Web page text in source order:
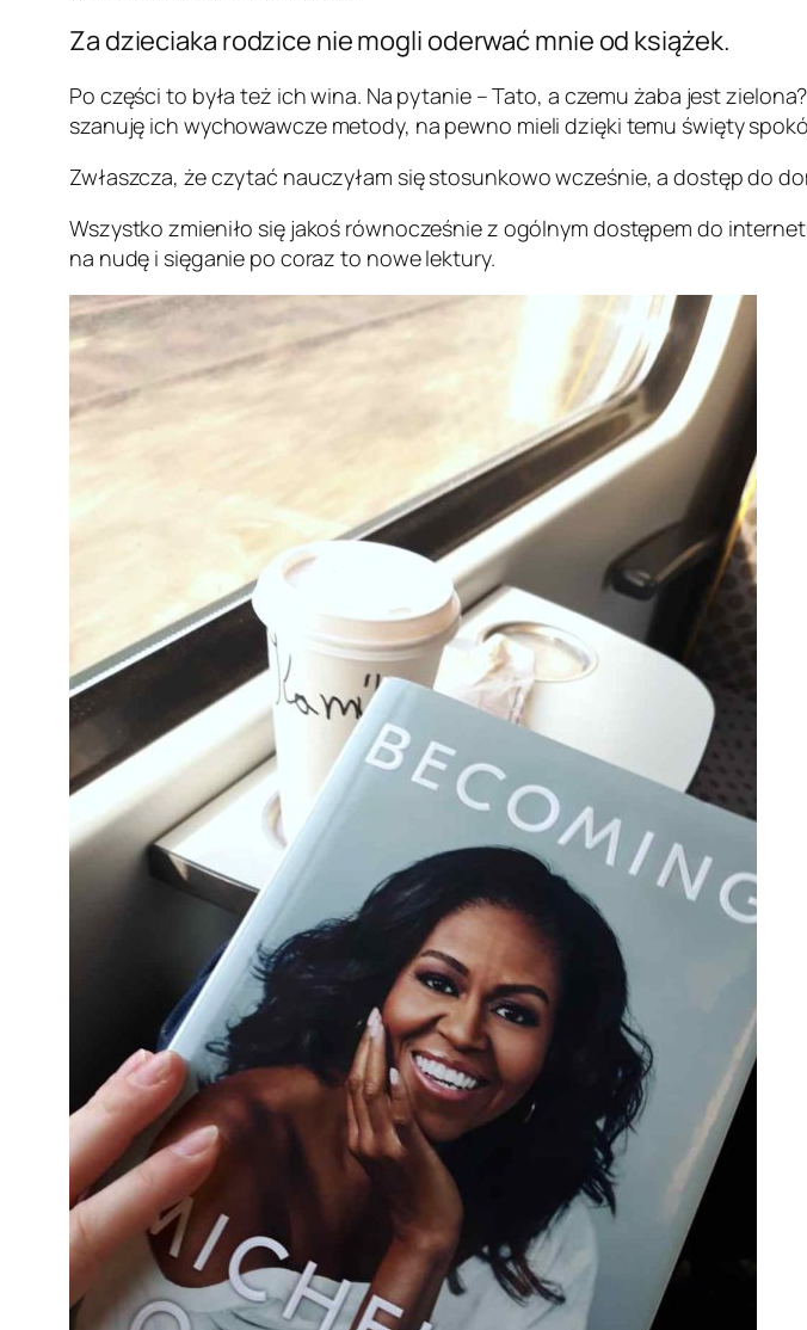
Za dzieciaka rodzice nie mogli oderwać mnie od książek.
Po części to była też ich wina. Na pytanie – Tato, a czemu żaba jest
szanuję ich wychowawcze metody, na pewno mieli dzięki temu święty
Zwłaszcza, że czytać nauczyłam się stosunkowo wcześnie, a dostęp do
Wszystko zmieniło się jakoś równocześnie z ogólnym dostępem do
na nudę i sięganie po coraz to nowe lektury.